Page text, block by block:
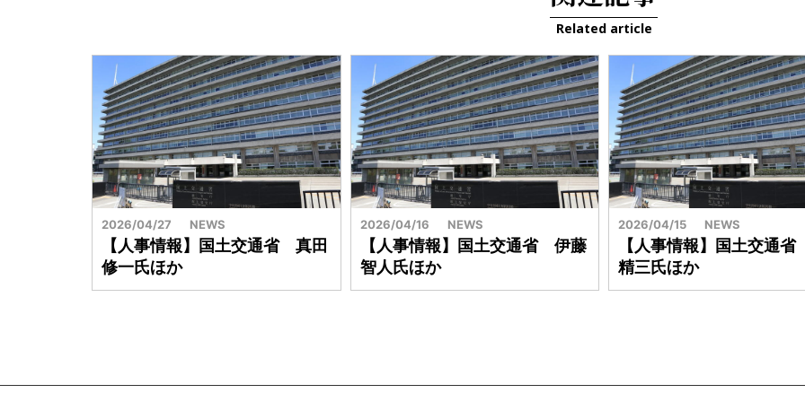
Related article
2026/04/27 NEWS
【人事情報】国土交通省 真田
修一氏ほか
2026/04/16 NEWS
【人事情報】国土交通省 伊藤
智人氏ほか
2026/04/15 NEWS
【人事情報】国土交通
精三氏ほか